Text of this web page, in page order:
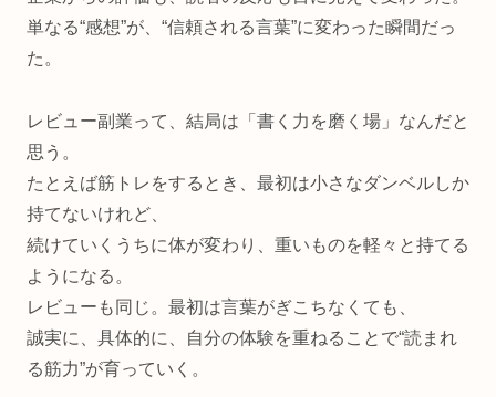
単なる“感想”が、“信頼される言葉”に変わった瞬間だっ
た。
レビュー副業って、結局は「書く力を磨く場」なんだと
思う。
たとえば筋トレをするとき、最初は小さなダンベルしか
持てないけれど、
続けていくうちに体が変わり、重いものを軽々と持てる
ようになる。
レビューも同じ。最初は言葉がぎこちなくても、
誠実に、具体的に、自分の体験を重ねることで“読まれ
る筋力”が育っていく。